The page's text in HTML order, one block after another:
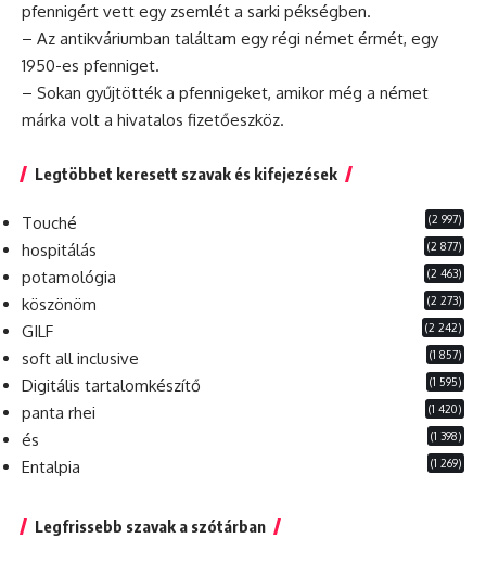
pfennigért vett egy zsemlét a sarki pékségben.
– Az antikváriumban találtam egy régi német érmét, egy
1950-es pfenniget.
– Sokan gyűjtötték a pfennigeket, amikor még a német
márka volt a hivatalos fizetőeszköz.
Legtöbbet keresett szavak és kifejezések
Touché (2 997)
hospitálás (2 877)
potamológia (2 463)
köszönöm (2 273)
GILF (2 242)
soft all inclusive (1 857)
Digitális tartalomkészítő (1 595)
panta rhei (1 420)
és (1 398)
Entalpia (1 269)
Legfrissebb szavak a szótárban